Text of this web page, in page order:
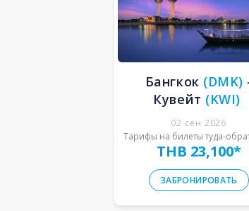
Бангкок (DMK)
Кувейт (KWI)
02 сен 2026
Тарифы на билеты туда-
THB 23,100*
ЗАБРОНИРОВАТЬ